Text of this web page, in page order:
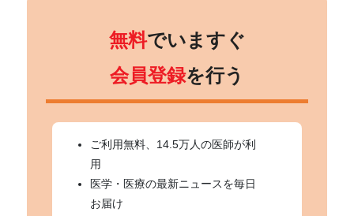
無料でいますぐ
会員登録を行う
ご利用無料、14.5万人の医師が利
用
医学・医療の最新ニュースを毎日
お届け